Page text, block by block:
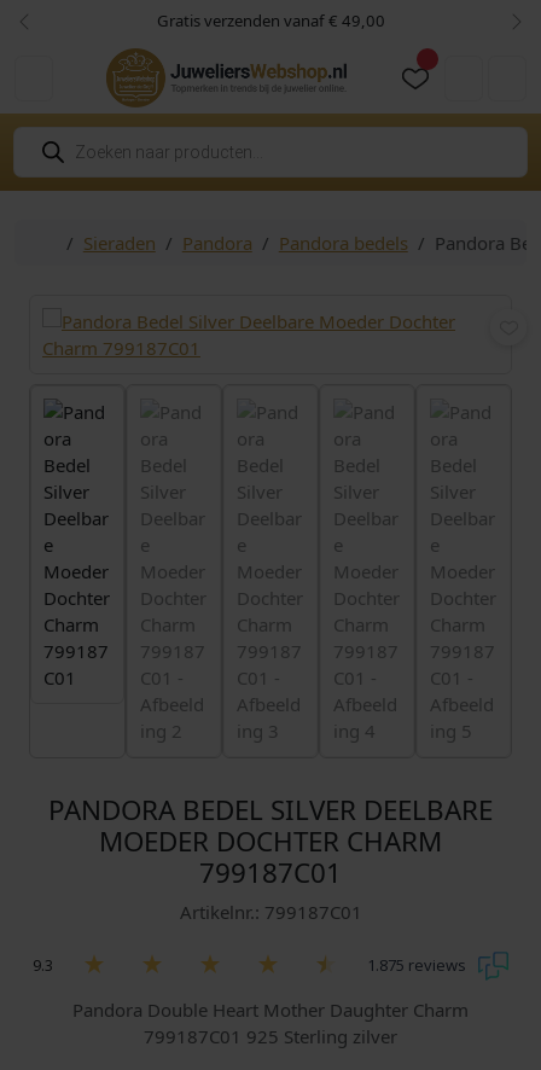
Skip to content
Skip to footer Gratis verzenden vanaf € 49,00
Vorige
P
o
d
HomeSieraden Pandora Pandora bedels Pandora
PANDORA BEDEL SILVER DEELBARE
MOEDER DOCHTER CHARM
799187C01
Artikelnr.: 799187C01
9.3 1.875 reviews
Pandora Double Heart Mother Daughter Charm
799187C01 925 Sterling zilver